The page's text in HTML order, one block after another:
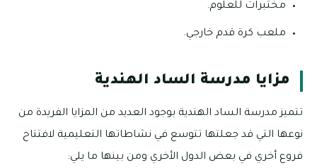
مختبرات للعلوم.
ملعب كرة قدم خارجي.
مزايا مدرسة الساد الهندية
تتميز مدرسة الساد الهندية بوجود العديد من المزايا الفريدة من
نوعها التي قد جعلتها تتوسع في نشاطاتها التعليمية لافتتاح
فروع أخري في بعض الدول الأخري ومن بينها ما يلي: